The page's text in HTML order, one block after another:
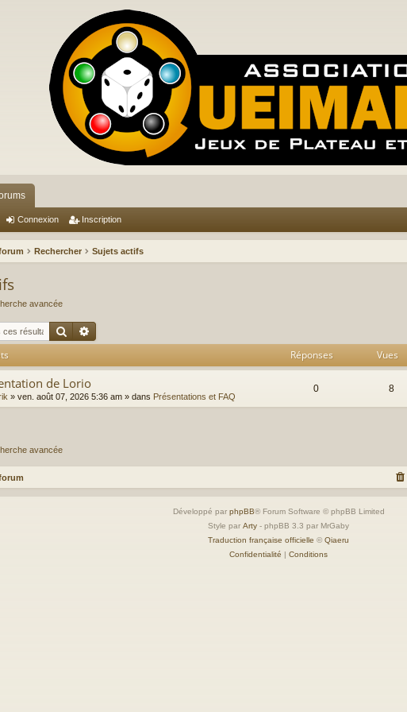
Connexion Inscription
Rechercher Sujets actifs
avancée
Rechercher
Réponses Vues
de Lorio
» ven. août 07, 2026 5:36 am » dans Présentations et FAQ
0 8
avancée
Développé par phpBB® Forum Software © phpBB Limited
Style par Arty - phpBB 3.3 par MrGaby
Traduction française officielle © Qiaeru
Confidentialité
Conditions